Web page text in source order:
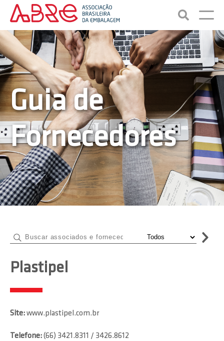
Guia de
Fornecedores
Plastipel
Site:www.plastipel.com.br
Telefone:(66) 3421.8311 / 3426.8612